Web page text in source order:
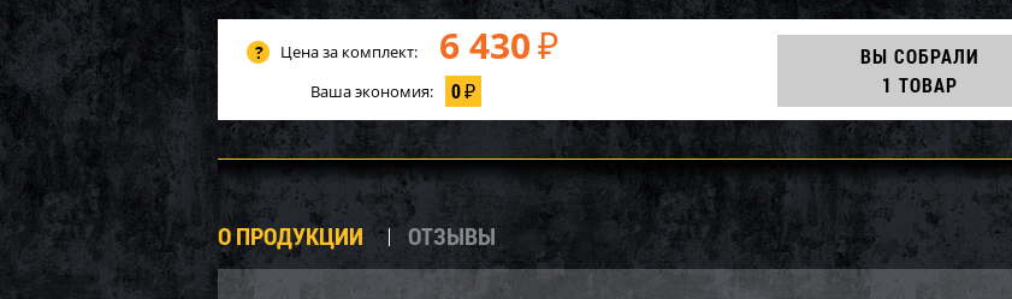
Цена за комплект: 6 430 ₽
Ваша экономия: 0₽
ВЫ СОБРАЛИ
1 ТОВАР
О ПРОДУКЦИИ ОТЗЫВЫ